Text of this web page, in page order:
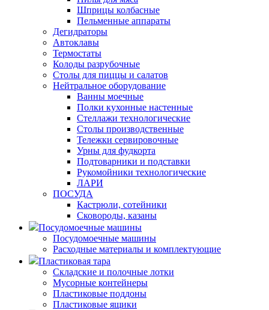
Шприцы колбасные
Пельменные аппараты
Дегидраторы
Автоклавы
Термостаты
Колоды разрубочные
Столы для пиццы и салатов
Нейтральное оборудование
Ванны моечные
Полки кухонные настенные
Стеллажи технологические
Столы производственные
Тележки сервировочные
Урны для фудкорта
Подтоварники и подставки
Рукомойники технологические
ЛАРИ
ПОСУДА
Кастрюли, сотейники
Сковороды, казаны
Посудомоечные машины
Посудомоечные машины
Расходные материалы и комплектующие
Пластиковая тара
Складские и полочные лотки
Мусорные контейнеры
Пластиковые поддоны
Пластиковые ящики